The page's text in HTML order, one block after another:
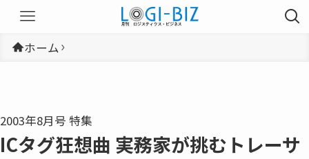
ホーム
2003年8月号 特集
ICタグ狂想曲 実務家が挑むトレーサ